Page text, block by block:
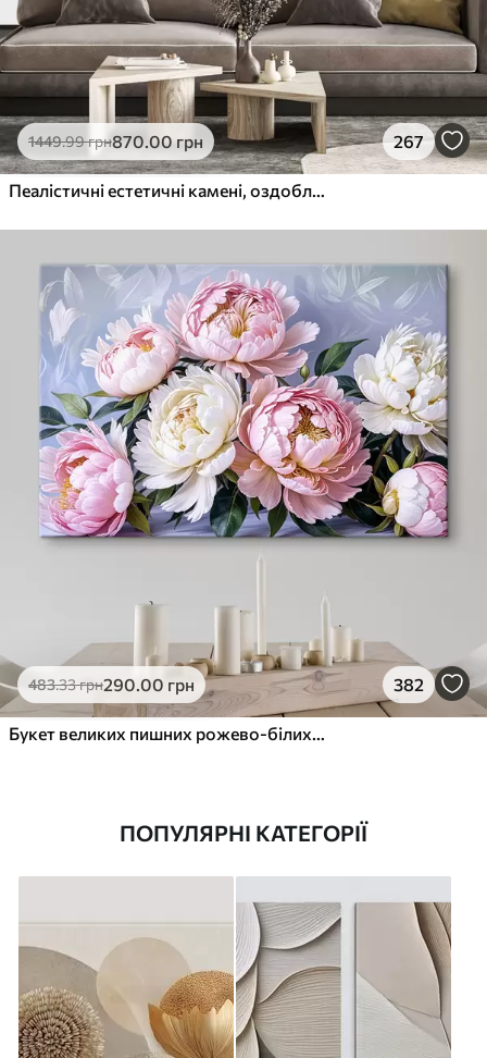
1449.99грн870.00 грн 267
Пеалістичні естетичні камені, оздоблення будинку, природне освітлення
483.33грн290.00 грн 382
Букет великих пишних рожево-білих квітів півонії із зеленим листям на м’якому розмитому фоні
ПОПУЛЯРНІ КАТЕГОРІЇ